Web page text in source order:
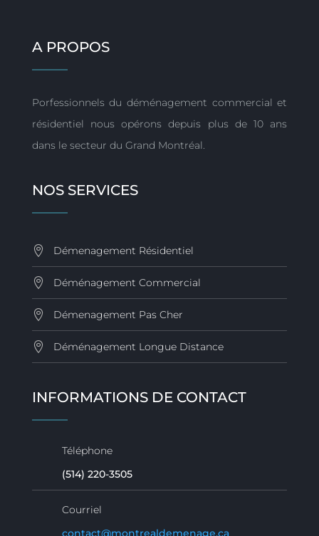
A PROPOS
Porfessionnels du déménagement commercial et
résidentiel nous opérons depuis plus de 10 ans
dans le secteur du Grand Montréal.
NOS SERVICES
Démenagement Résidentiel
Déménagement Commercial
Démenagement Pas Cher
Déménagement Longue Distance
INFORMATIONS DE CONTACT
Téléphone
(514) 220-3505
Courriel
contact@montrealdemenage.ca